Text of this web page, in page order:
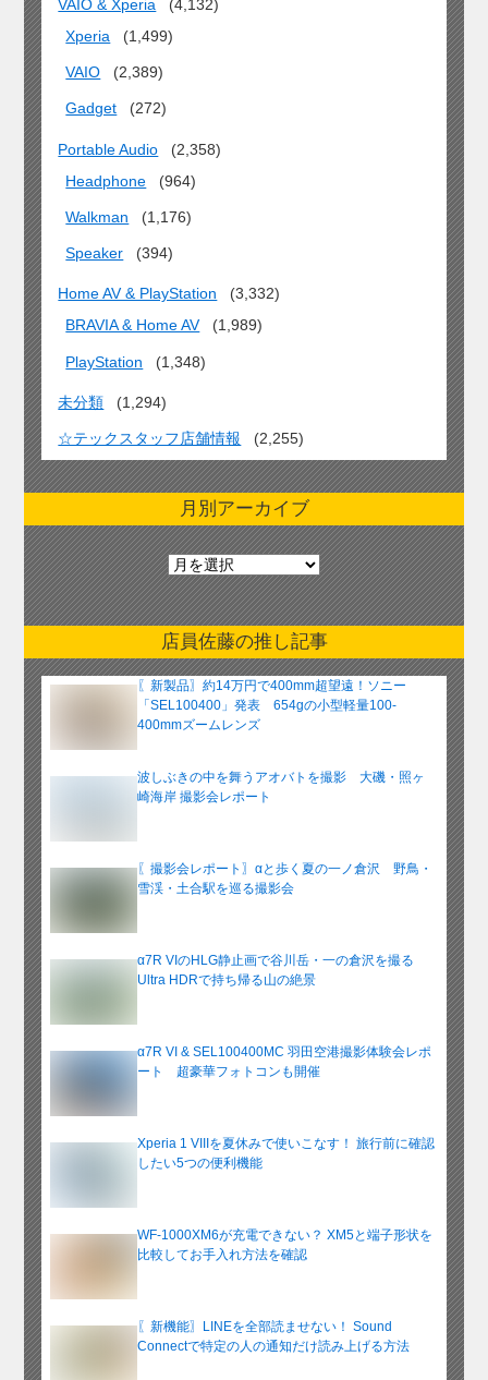
VAIO & Xperia
(4,132)
Xperia
(1,499)
VAIO (2,389)
Gadget (272)
Portable Audio
(2,358)
Headphone
(964)
Walkman (1,176)
Speaker (394)
Home AV & PlayStation
(3,332)
BRAVIA & Home AV
(1,989)
PlayStation (1,348)
未分類 (1,294)
☆テックスタッフ店舗情報 (2,255)
月別アーカイブ
月
別
ア
ー
カ
イ
ブ
店員佐藤の推し記事
〖新製品〗約14万円で400mm超望遠！ソニー
「SEL100400」発表 654gの小型軽量100-
400mmズームレンズ
波しぶきの中を舞うアオバトを撮影 大磯・照ヶ
崎海岸 撮影会レポート
〖撮影会レポート〗αと歩く夏の一ノ倉沢 野鳥・
雪渓・土合駅を巡る撮影会
α7R VIのHLG静止画で谷川岳・一の倉沢を撮る
Ultra HDRで持ち帰る山の絶景
α7R VI & SEL100400MC 羽田空港撮影体験会レポ
ート 超豪華フォトコンも開催
Xperia 1 VIIIを夏休みで使いこなす！ 旅行前に確認
したい5つの便利機能
WF-1000XM6が充電できない？ XM5と端子形状を
比較してお手入れ方法を確認
〖新機能〗LINEを全部読ませない！ Sound
Connectで特定の人の通知だけ読み上げる方法